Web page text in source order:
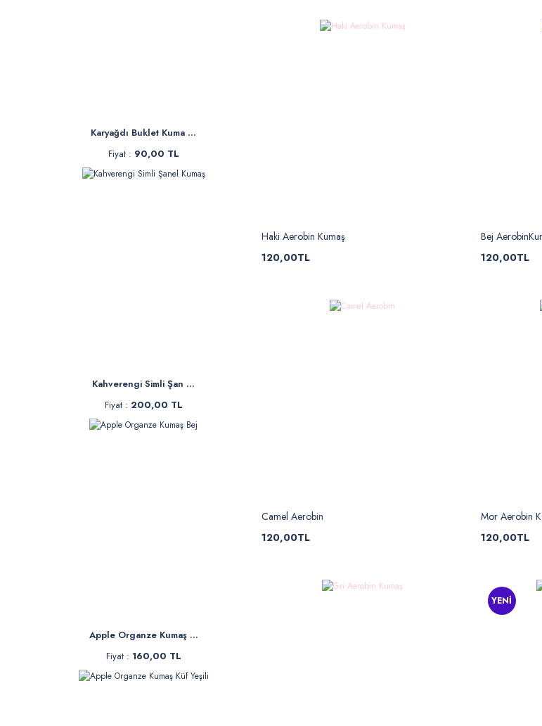
Karyağdı Buklet Kuma ...
Fiyat : 90,00 TL
Kahverengi Simli Şan ...
Fiyat : 200,00 TL
Apple Organze Kumaş ...
Fiyat : 160,00 TL
Haki Aerobin Kumaş
120,00TL
Bej
120,00TL
Camel Aerobin
120,00TL
Mor Aerobin
120,00TL
YENİ